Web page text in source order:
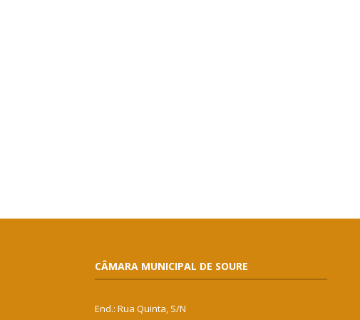
CÂMARA MUNICIPAL DE SOURE
End.: Rua Quinta, S/N